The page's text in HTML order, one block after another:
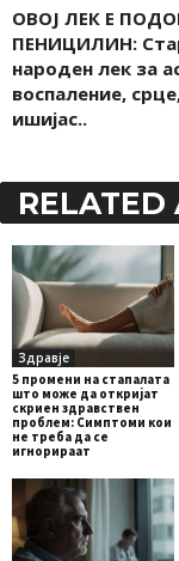
ОВОЈ ЛЕК Е
ПЕНИЦИЛИН:
народен лек за
воспаление,
ишијас..
RELATED
Здравје
5 промени на стапалата
што може да откријат
скриен здравствен
проблем: Симптоми кои
не треба да се
игнорираат